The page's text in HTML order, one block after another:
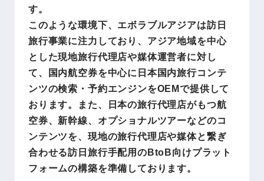
す。
このような環境下、エボラブルアジアは訪日
旅行事業に注力しており、アジア地域を中心
とした現地旅行代理店や媒体運営者に対し
て、国内航空券を中心に日本国内旅行コンテ
ンツの検索・予約エンジンをOEMで提供して
おります。また、日本の旅行代理店がもつ航
空券、新幹線、オプショナルツアーなどのコ
ンテンツを、現地の旅行代理店や媒体と繋ぎ
合わせる訪日旅行手配用のBtoB向けプラット
フォームの構築を準備しております。